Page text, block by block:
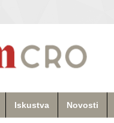
Iskustva Novosti